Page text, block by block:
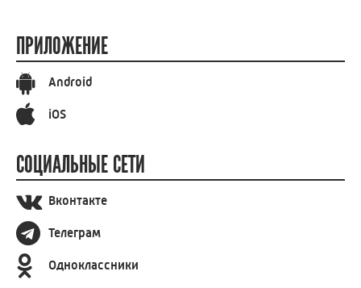
ПРИЛОЖЕНИЕ
Android
iOS
СОЦИАЛЬНЫЕ СЕТИ
Вконтакте
Телеграм
Одноклассники